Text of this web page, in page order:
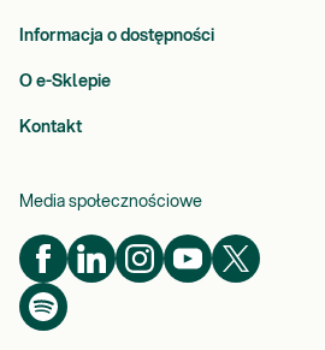
Informacja o dostępności
O e-Sklepie
Kontakt
Media społecznościowe